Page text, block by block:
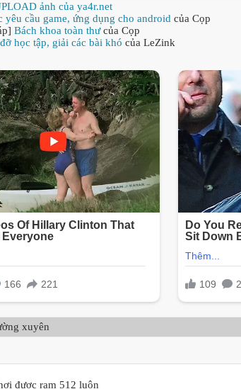
ảnh của ya4r.net
yêu cầu game, ứng dụng cho android của Cọp
Bách khoa toàn thưcủa Cọp
học tập, giải các bài khó của LeZink
xuyên
được ram 512 luôn